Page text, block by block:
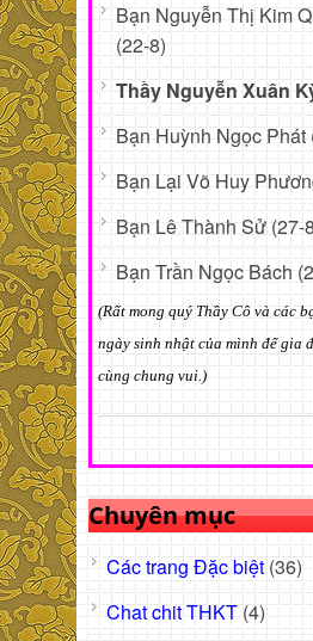
Bạn Nguyễn Thị Kim
(22-8)
Thầy Nguyễn Xuân
Bạn Huỳnh Ngọc Phát
Bạn Lại Võ Huy
Bạn Lê Thành Sử (27-
Bạn Trần Ngọc Bách
(Rất mong quý Thầy Cô và các
ngày sinh nhật của mình để gia
cùng chung vui.)
Chuyên mục
Các trang Đặc biệt (36)
Chat chit THKT (4)